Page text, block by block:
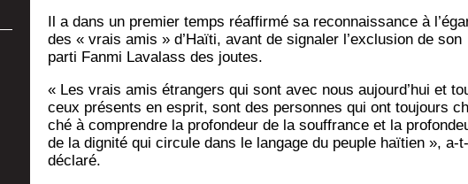
Il a dans un pre­mier temps réaf­fir­mé sa recon­nais­sance à
des « vrais amis » d’Haïti, avant de signa­ler l’exclusion de son
par­ti Fan­mi Lava­lass des joutes.
« Les vrais amis étran­gers qui sont avec nous aujourd’hui et
ceux pré­sents en esprit, sont des per­sonnes qui ont tou­jours
ché à com­prendre la pro­fon­deur de la souf­france et la
de la digni­té qui cir­cule dans le lan­gage du peuple haï­tien », a‑t-
déclaré.